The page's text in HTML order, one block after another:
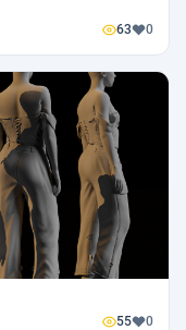
63 0
55 0